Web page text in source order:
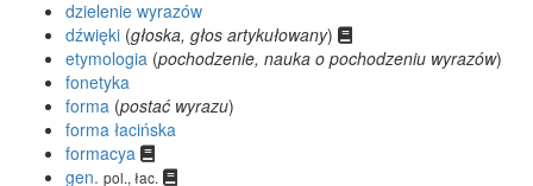
dzielenie wyrazów
dźwięki (głoska, głos artykułowany)
etymologia (pochodzenie, nauka o pochodzeniu wyrazów)
fonetyka
forma (postać wyrazu)
forma łacińska
formacya
gen. pol., łac.